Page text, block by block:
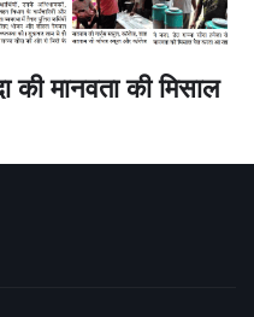
की मानवता की मिसाल